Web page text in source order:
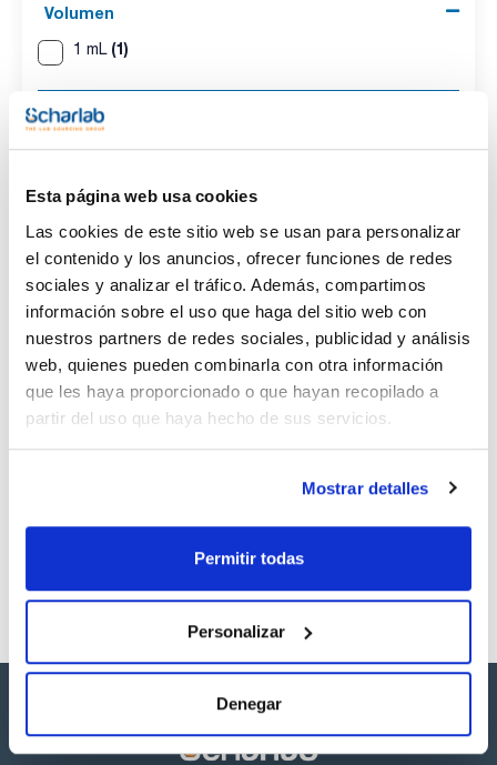
Esta página web usa cookies
Las cookies de este sitio web se usan para personalizar
el contenido y los anuncios, ofrecer funciones de redes
sociales y analizar el tráfico. Además, compartimos
información sobre el uso que haga del sitio web con
nuestros partners de redes sociales, publicidad y análisis
web, quienes pueden combinarla con otra información
que les haya proporcionado o que hayan recopilado a
partir del uso que haya hecho de sus servicios.
Mostrar detalles
Permitir todas
Personalizar
Denegar
Volumen
1 mL (1)
Conc.
100 ug/ml(1)
CAS
[106-47-8](1)
Disolvente
Acetonitrile
Envase Volumen
Conc. CAS
Precio
Comprar